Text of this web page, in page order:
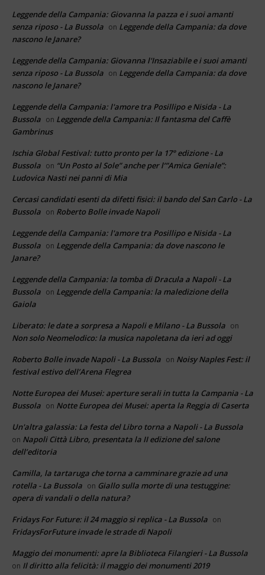
Leggende della Campania: Giovanna la pazza e i suoi amanti
senza riposo - La Bussola on Leggende della Campania: da dove
nascono le Janare?
Leggende della Campania: Giovanna l'Insaziabile e i suoi amanti
senza riposo - La Bussola on Leggende della Campania: da dove
nascono le Janare?
Leggende della Campania: l'amore tra Posillipo e Nisida - La
Bussola on Leggende della Campania: Il fantasma del Caffè
Gambrinus
Ischia Global Festival: tutto pronto per la 17° edizione - La
Bussola on “Un Posto al Sole” anche per l’”Amica Geniale”:
Ludovica Nasti nei panni di Mia
Cercasi candidati esenti da difetti fisici: il bando del San Carlo - La
Bussola on Roberto Bolle invade Napoli
Leggende della Campania: l'amore tra Posillipo e Nisida - La
Bussola on Leggende della Campania: da dove nascono le
Janare?
Leggende della Campania: la tomba di Dracula a Napoli - La
Bussola on Leggende della Campania: la maledizione della
Gaiola
Liberato: le date a sorpresa a Napoli e Milano - La Bussola on
Non solo Neomelodico: la musica napoletana da ieri ad oggi
Roberto Bolle invade Napoli - La Bussola on Noisy Naples Fest: il
festival estivo dell’Arena Flegrea
Notte Europea dei Musei: aperture serali in tutta la Campania - La
Bussola on Notte Europea dei Musei: aperta la Reggia di Caserta
Un'altra galassia: La festa del Libro torna a Napoli - La Bussola
on Napoli Città Libro, presentata la II edizione del salone
dell’editoria
Camilla, la tartaruga che torna a camminare grazie ad una
rotella - La Bussola on Giallo sulla morte di una testuggine:
opera di vandali o della natura?
Fridays For Future: il 24 maggio si replica - La Bussola on
FridaysForFuture invade le strade di Napoli
Maggio dei monumenti: apre la Biblioteca Filangieri - La Bussola
on Il diritto alla felicità: il maggio dei monumenti 2019